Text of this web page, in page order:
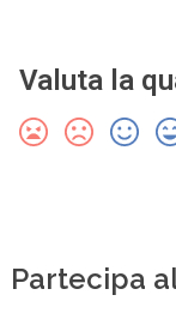
Valuta la
Partecipa